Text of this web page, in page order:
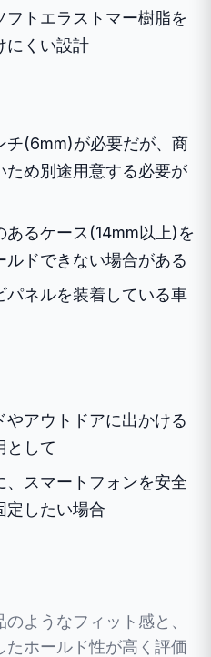
トエラストマー樹脂を
にくい設計
チ(6mm)が必要だが、商
ため別途用意する必要が
るケース(14mm以上)を
ドできない場合がある
パネルを装着している車
やアウトドアに出かける
として
スマートフォンを安全
定したい場合
ようなフィット感と、
たホールド性が高く評価